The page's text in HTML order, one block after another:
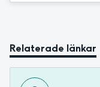
Relaterade länkar